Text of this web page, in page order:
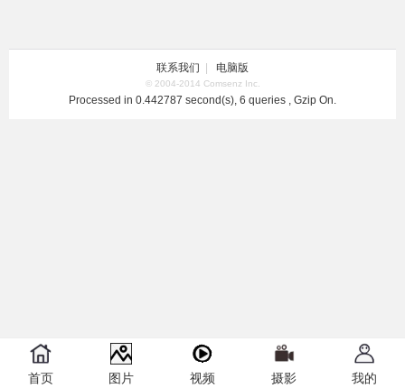
联系我们 电脑版
© 2004-2014 Comsenz Inc.
Processed in 0.442787 second(s), 6 queries , Gzip On.
首页 图片 视频 摄影 我的